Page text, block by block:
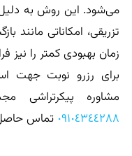
می‌شود. این روش به دلیل
تزریقی، امکاناتی مانند
زمان بهبودی کمتر را نیز
برای رزرو نوبت جهت
مشاوره پیکرتراشی
٠٩١٠٤٣٤٤٢٨٨ تماس حاصل